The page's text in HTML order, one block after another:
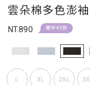
雲朵棉多色澎
NT.890 單件49折
L XL 2XL